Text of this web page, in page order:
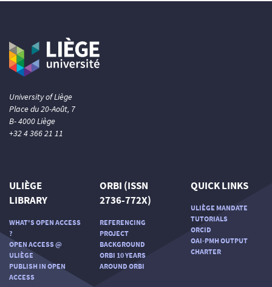
University of Liège
Place du 20-Août, 7
B- 4000 Liège
+32 4 366 21 11
ULIÈGE
LIBRARY
WHAT'S OPEN ACCESS
?
OPEN ACCESS @
ULIÈGE
PUBLISH IN OPEN
ACCESS
ORBI (ISSN
2736-772X)
REFERENCING
PROJECT
BACKGROUND
ORBI 10 YEARS
AROUND ORBI
QUICK LINKS
ULIÈGE MANDATE
TUTORIALS
ORCID
OAI-PMH OUTPUT
CHARTER